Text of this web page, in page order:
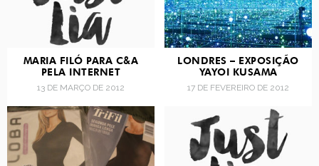
MARIA FILÓ PARA C&A
PELA INTERNET
13 DE MARÇO DE 2012
LONDRES – EXPOSIÇÃO
YAYOI KUSAMA
17 DE FEVEREIRO DE 2012